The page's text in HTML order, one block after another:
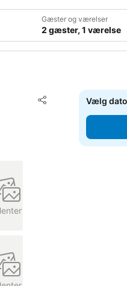
Gæster og værelser
2 gæster, 1 værelse
Del
Føj til favoritter
Vælg